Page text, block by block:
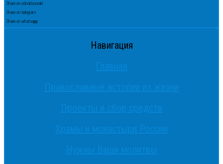
Share on odnoklassniki
Share on telegram
Share on whatsapp
Навигация
Главная
Православные истории из жизни
Проекты и сбор средств
Храмы и монастыри России
Нужны Ваши молитвы